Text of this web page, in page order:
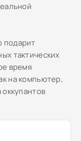
подарит
тактических
время
на компьютер,